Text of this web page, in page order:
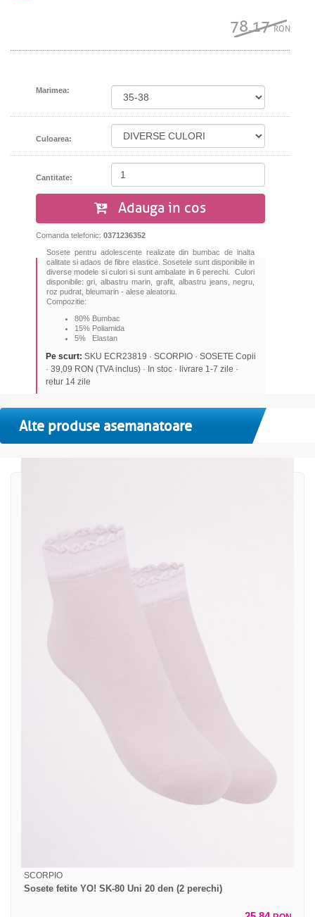
78.17RON
Marimea:
Culoarea:
Cantitate:
Adauga in cos
Comanda telefonic: 0371236352
Sosete pentru adolescente realizate din bumbac de inalta
calitate si adaos de fibre elastice. Sosetele sunt disponibile in
diverse modele si culori si sunt ambalate in 6 perechi. Culori
disponibile: gri, albastru marin, grafit, albastru jeans, negru,
roz pudrat, bleumarin - alese aleatoriu.
Compozitie:
80% Bumbac
15% Poliamida
5% Elastan
Pe scurt: SKU ECR23819 · SCORPIO · SOSETE Copii
· 39,09 RON (TVA inclus) · In stoc · livrare 1-7 zile ·
retur 14 zile
Alte produse asemanatoare
SCORPIO
Sosete fetite YO! SK-80 Uni 20 den (2 perechi)